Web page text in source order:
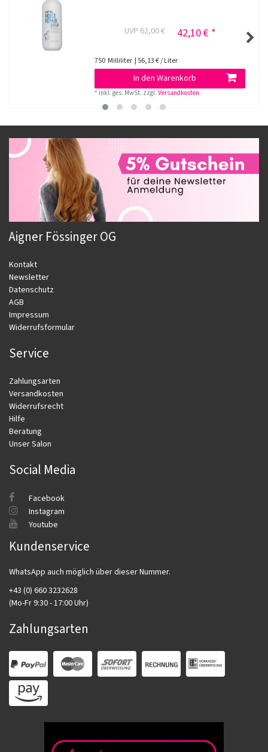
UVP 62,00 € 42,10 € *
750 Milliliter | 56,13 € / Liter
In den Warenkorb
* inkl. ges. MwSt. zzgl.Versandkosten
Aigner Fössinger OG
Kontakt
Newsletter
Datenschutz
AGB
Impressum
Widerrufsformular
Service
Zahlungsarten
Versandkosten
Widerrufsrecht
Hilfe
Beratung
Unser Salon
Social Media
Facebook
Instagram
Youtube
Kundenservice
WhatsApp auch möglich über dieser Nummer.
+43 (0) 660 3232628
(Mo-Fr 9:30 - 17:00 Uhr)
Zahlungsarten